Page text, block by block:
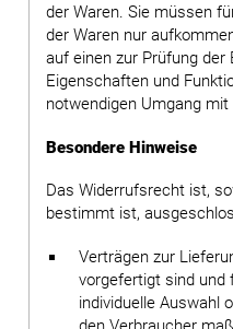
der Waren. Sie müssen
der Waren nur
auf einen zur Prüfung der
Eigenschaften und
notwendigen Umgang
Besondere Hinweise
Das Widerrufsrecht ist,
bestimmt ist,
Verträgen zur
vorgefertigt sind und
individuelle Auswahl